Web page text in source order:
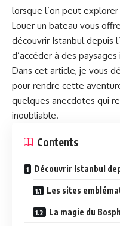
lorsque l’on peut
Louer un bateau vous
découvrir Istanbul depuis
d’accéder à des
Dans cet article, je vous
pour rendre cette
quelques anecdotes qui
inoubliable.
Contents
Découvrir Istanbul
Les sites
La magie du